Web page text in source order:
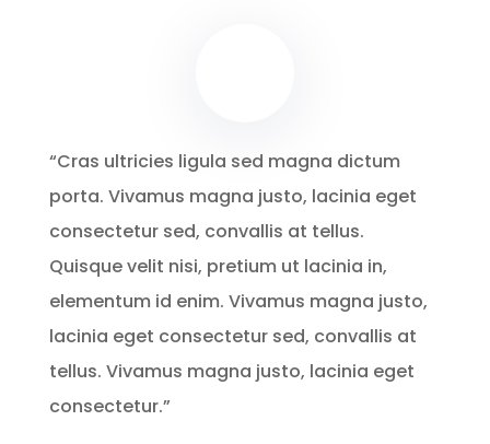
“Cras ultricies ligula sed magna dictum
porta. Vivamus magna justo, lacinia eget
consectetur sed, convallis at tellus.
Quisque velit nisi, pretium ut lacinia in,
elementum id enim. Vivamus magna justo,
lacinia eget consectetur sed, convallis at
tellus. Vivamus magna justo, lacinia eget
consectetur.”